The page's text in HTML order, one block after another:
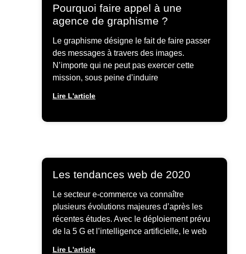
Pourquoi faire appel à une
agence de graphisme ?
Le graphisme désigne le fait de faire passer
des messages à travers des images.
N’importe qui ne peut pas exercer cette
mission, sous peine d’induire
Lire L'article
Les tendances web de 2020
Le secteur e-commerce va connaître
plusieurs évolutions majeures d’après les
récentes études. Avec le déploiement prévu
de la 5 G et l’intelligence artificielle, le web
Lire L'article